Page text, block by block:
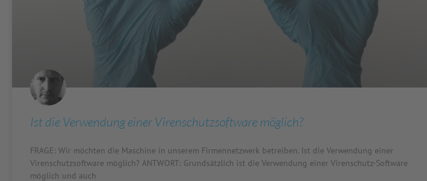
Ist die Verwendung einer Virenschutzsoftware möglich?
FRAGE: Wir möchten die Maschine in unserem Firmennetzwerk betreiben. Ist die Verwendung einer
Virenschutzsoftware möglich? ANTWORT: Grundsätzlich ist die Verwendung einer Virenschutz-Software
möglich und auch